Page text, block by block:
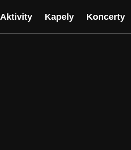
Aktivity Kapely Koncerty